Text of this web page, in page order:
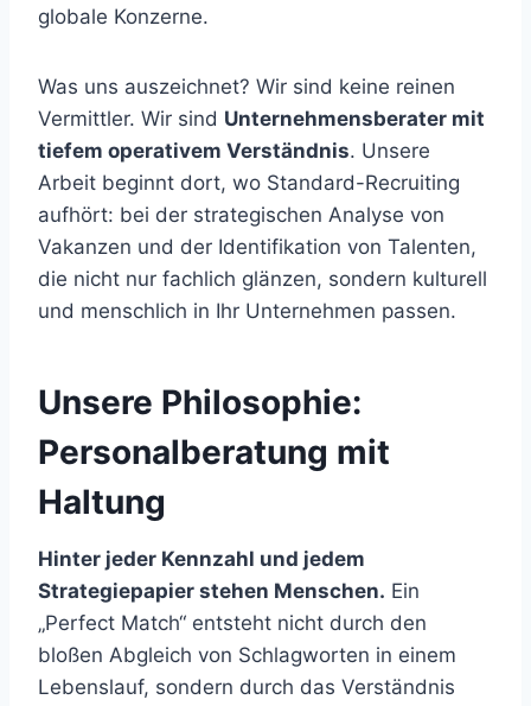
globale Konzerne.
Was uns auszeichnet? Wir sind keine reinen
Vermittler. Wir sind Unternehmensberater mit
tiefem operativem Verständnis. Unsere
Arbeit beginnt dort, wo Standard-Recruiting
aufhört: bei der strategischen Analyse von
Vakanzen und der Identifikation von Talenten,
die nicht nur fachlich glänzen, sondern kulturell
und menschlich in Ihr Unternehmen passen.
Unsere Philosophie:
Personalberatung mit
Haltung
Hinter jeder Kennzahl und jedem
Strategiepapier stehen Menschen. Ein
„Perfect Match“ entsteht nicht durch den
bloßen Abgleich von Schlagworten in einem
Lebenslauf, sondern durch das Verständnis